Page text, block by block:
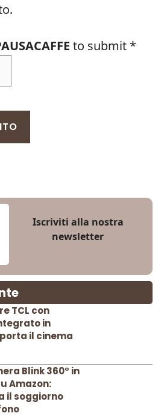
to submit *
Iscriviti alla nostra
newsletter
TCL con
in
il cinema
Blink 360° in
Amazon:
il soggiorno